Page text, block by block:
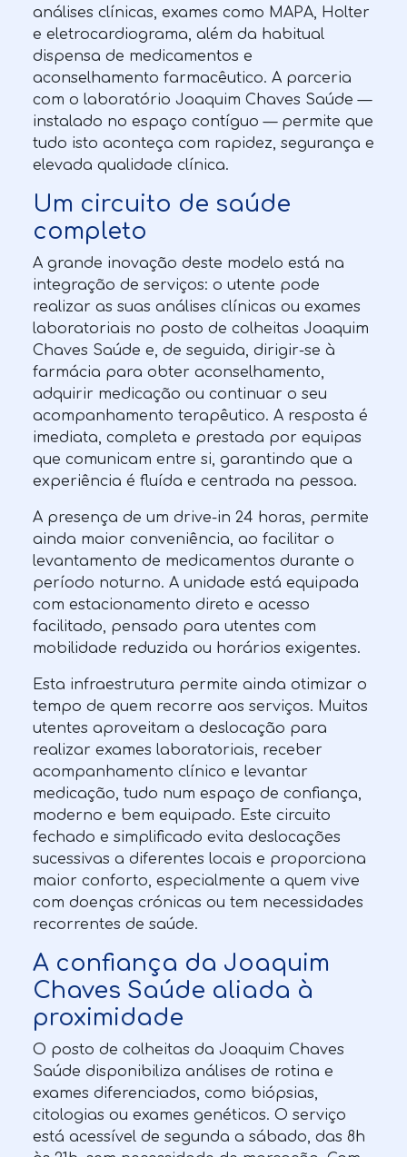
análises clínicas, exames como MAPA, Holter
e eletrocardiograma, além da habitual
dispensa de medicamentos e
aconselhamento farmacêutico. A parceria
com o laboratório Joaquim Chaves Saúde —
instalado no espaço contíguo — permite que
tudo isto aconteça com rapidez, segurança e
elevada qualidade clínica.
Um circuito de saúde
completo
A grande inovação deste modelo está na
integração de serviços: o utente pode
realizar as suas análises clínicas ou exames
laboratoriais no posto de colheitas Joaquim
Chaves Saúde e, de seguida, dirigir-se à
farmácia para obter aconselhamento,
adquirir medicação ou continuar o seu
acompanhamento terapêutico. A resposta é
imediata, completa e prestada por equipas
que comunicam entre si, garantindo que a
experiência é fluída e centrada na pessoa.
A presença de um drive-in 24 horas, permite
ainda maior conveniência, ao facilitar o
levantamento de medicamentos durante o
período noturno. A unidade está equipada
com estacionamento direto e acesso
facilitado, pensado para utentes com
mobilidade reduzida ou horários exigentes.
Esta infraestrutura permite ainda otimizar o
tempo de quem recorre aos serviços. Muitos
utentes aproveitam a deslocação para
realizar exames laboratoriais, receber
acompanhamento clínico e levantar
medicação, tudo num espaço de confiança,
moderno e bem equipado. Este circuito
fechado e simplificado evita deslocações
sucessivas a diferentes locais e proporciona
maior conforto, especialmente a quem vive
com doenças crónicas ou tem necessidades
recorrentes de saúde.
A confiança da Joaquim
Chaves Saúde aliada à
proximidade
O posto de colheitas da Joaquim Chaves
Saúde disponibiliza análises de rotina e
exames diferenciados, como biópsias,
citologias ou exames genéticos. O serviço
está acessível de segunda a sábado, das 8h